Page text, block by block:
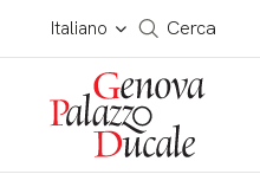
Salta al contenuto
Italiano
Cerca in tutto il sito
Cerca